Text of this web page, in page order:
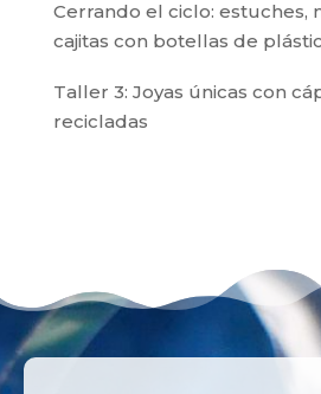
Cerrando el ciclo: estuches,
cajitas con botellas de
Taller 3: Joyas únicas con
recicladas